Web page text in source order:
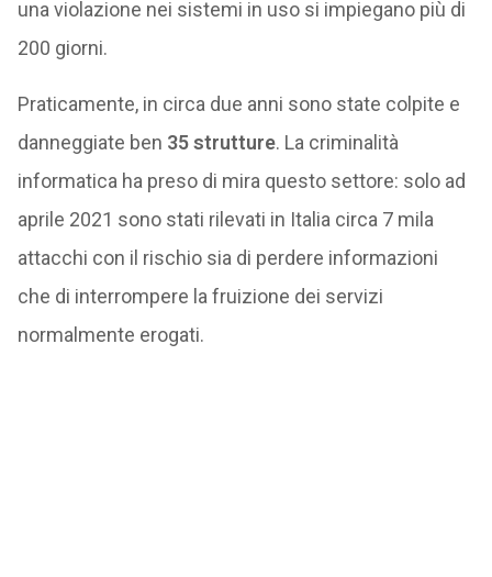
una violazione nei sistemi in uso si impiegano più di
200 giorni.
Praticamente, in circa due anni sono state colpite e
danneggiate ben 35 strutture. La criminalità
informatica ha preso di mira questo settore: solo ad
aprile 2021 sono stati rilevati in Italia circa 7 mila
attacchi con il rischio sia di perdere informazioni
che di interrompere la fruizione dei servizi
normalmente erogati.